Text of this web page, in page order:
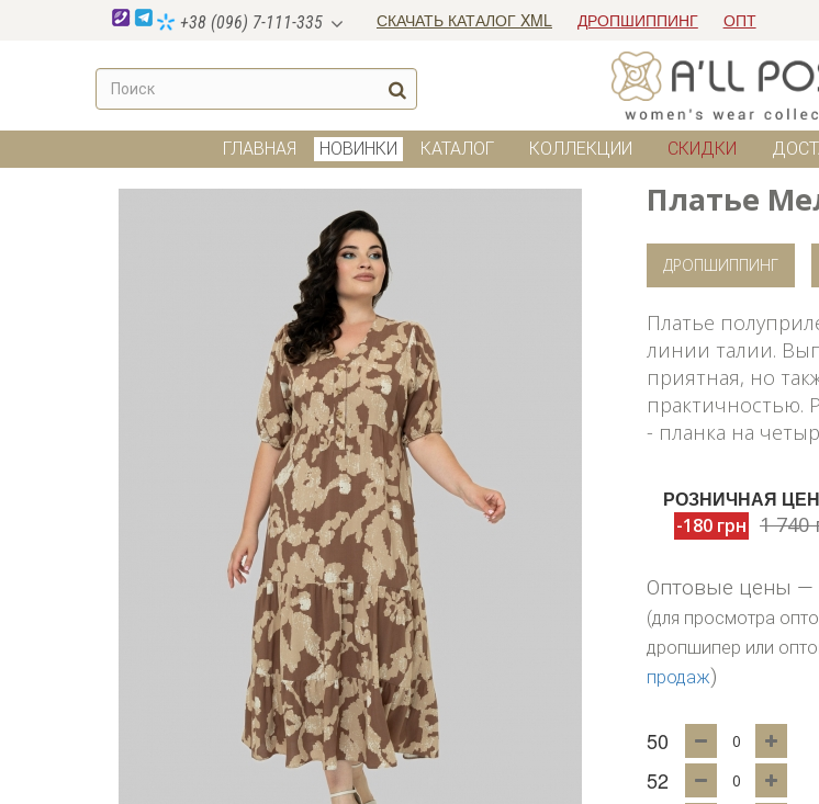
+38 (096) 7-111-335 СКАЧАТЬ КАТАЛОГ XML ДРОПШИППИНГ ОПТ
ГЛАВНАЯ НОВИНКИ КАТАЛОГ КОЛЛЕКЦИИ СКИДКИ
Платье
ДРОПШИППИНГ
Платье
линии талии.
приятная, но
практичностью.
- планка на
РОЗНИЧНАЯ
-180 грн 1 740
Оптовые цены —
(для просмотра
дропшипер или
продаж)
50
52